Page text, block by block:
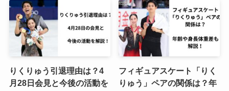
りくりゅう引退理由は？4
月28日会見と今後の活動を
フィギュアスケート「りく
りゅう」ペアの関係は？年